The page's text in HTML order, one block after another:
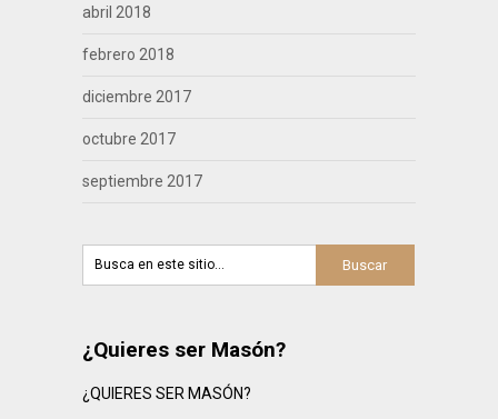
abril 2018
febrero 2018
diciembre 2017
octubre 2017
septiembre 2017
¿Quieres ser Masón?
¿QUIERES SER MASÓN?